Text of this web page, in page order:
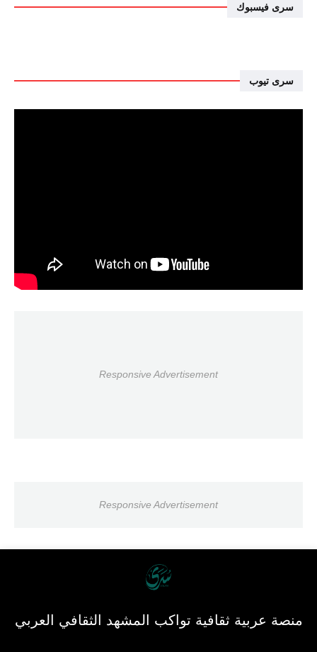
سرى فيسبوك
سرى تيوب
Responsive Advertisement
Responsive Advertisement
منصة عربية ثقافية تواكب المشهد الثقافي العربي